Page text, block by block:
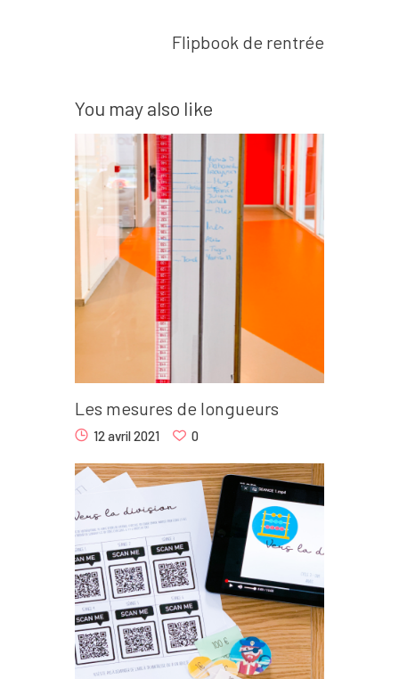
Flipbook de rentrée
You may also like
Les mesures de longueurs
12 avril 2021 0